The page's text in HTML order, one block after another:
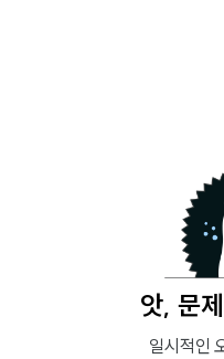
앗, 문
일시적인